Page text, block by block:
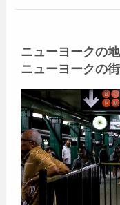
ニューヨークの
ニューヨークの